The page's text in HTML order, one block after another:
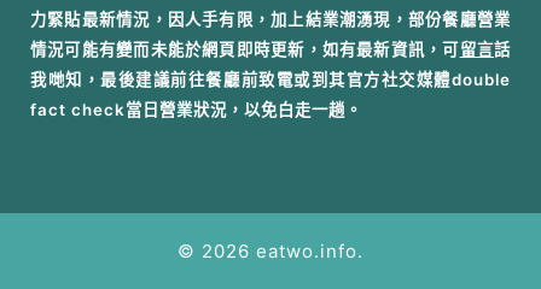
力緊貼最新情況，因人手有限，加上結業潮湧現，部份餐廳營業
情況可能有變而未能於網頁即時更新，如有最新資訊，可留言話
我哋知，最後建議前往餐廳前致電或到其官方社交媒體double
fact check當日營業狀況，以免白走一趟。
© 2026 eatwo.info.